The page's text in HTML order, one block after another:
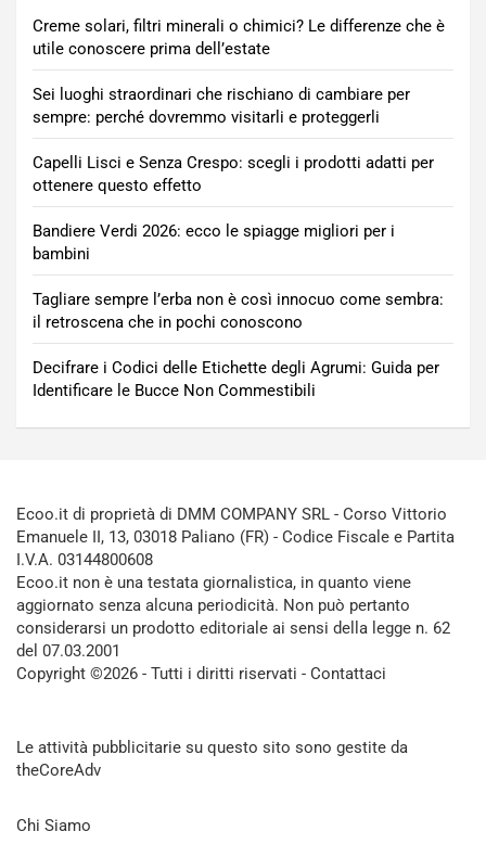
Creme solari, filtri minerali o chimici? Le differenze che è
utile conoscere prima dell’estate
Sei luoghi straordinari che rischiano di cambiare per
sempre: perché dovremmo visitarli e proteggerli
Capelli Lisci e Senza Crespo: scegli i prodotti adatti per
ottenere questo effetto
Bandiere Verdi 2026: ecco le spiagge migliori per i
bambini
Tagliare sempre l’erba non è così innocuo come sembra:
il retroscena che in pochi conoscono
Decifrare i Codici delle Etichette degli Agrumi: Guida per
Identificare le Bucce Non Commestibili
Ecoo.it di proprietà di DMM COMPANY SRL - Corso Vittorio
Emanuele II, 13, 03018 Paliano (FR) - Codice Fiscale e Partita
I.V.A. 03144800608
Ecoo.it non è una testata giornalistica, in quanto viene
aggiornato senza alcuna periodicità. Non può pertanto
considerarsi un prodotto editoriale ai sensi della legge n. 62
del 07.03.2001
Copyright ©2026 - Tutti i diritti riservati - Contattaci
Le attività pubblicitarie su questo sito sono gestite da
theCoreAdv
Chi Siamo